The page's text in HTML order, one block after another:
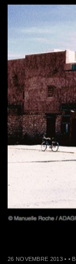
26 NOVEMBRE 2013• •